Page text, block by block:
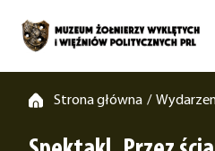
Strona główna /